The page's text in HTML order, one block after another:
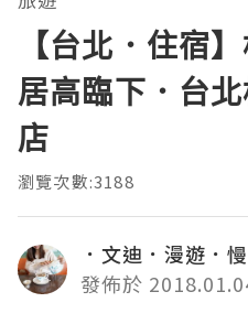
【台北．住宿
居高臨下．台
店
瀏覽次數:3188
．文迪．漫遊．
發佈於